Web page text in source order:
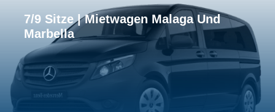
7/9 Sitze | Mietwagen Malaga Und
Marbella